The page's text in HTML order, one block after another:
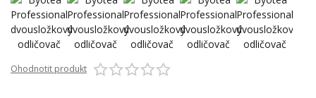
Ohodnotit produkt